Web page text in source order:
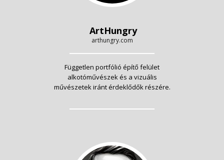
ArtHungry
arthungry.com
Független portfólió építő felület
alkotóművészek és a vizuális
művészetek iránt érdeklődők részére.